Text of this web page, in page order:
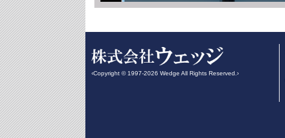
‹Copyright © 1997-2026 Wedge All Rights Reserved.›